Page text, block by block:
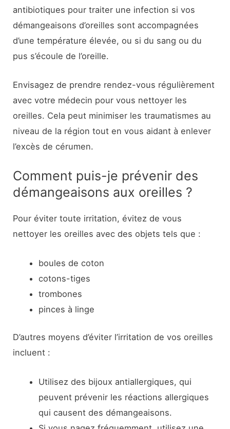
antibiotiques pour traiter une infection si vos
démangeaisons d’oreilles sont accompagnées
d’une température élevée, ou si du sang ou du
pus s’écoule de l’oreille.
Envisagez de prendre rendez-vous régulièrement
avec votre médecin pour vous nettoyer les
oreilles. Cela peut minimiser les traumatismes au
niveau de la région tout en vous aidant à enlever
l’excès de cérumen.
Comment puis-je prévenir des
démangeaisons aux oreilles ?
Pour éviter toute irritation, évitez de vous
nettoyer les oreilles avec des objets tels que :
boules de coton
cotons-tiges
trombones
pinces à linge
D’autres moyens d’éviter l’irritation de vos oreilles
incluent :
Utilisez des bijoux antiallergiques, qui
peuvent prévenir les réactions allergiques
qui causent des démangeaisons.